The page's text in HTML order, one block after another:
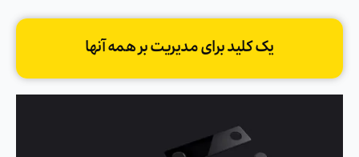
یک کلید برای مدیریت بر همه آنها